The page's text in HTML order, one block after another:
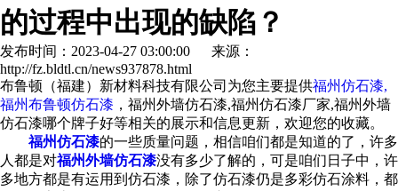
的过程中出现的缺陷？
发布时间：2023-04-27 03:00:00 来源：
http://fz.bldtl.cn/news937878.html
布鲁顿（福建）新材料科技有限公司为您主要提供福州仿石漆,
福州布鲁顿仿石漆 ，福州外墙仿石漆,福州仿石漆厂家,福州外墙
仿石漆哪个牌子好等相关的展示和信息更新，欢迎您的收藏。
福州仿石漆的一些质量问题，相信咱们都是知道的了，许多
人都是对福州外墙仿石漆没有多少了解的，可是咱们日子中，许
多地方都是有运用到仿石漆，除了仿石漆仍是多彩仿石涂料，都